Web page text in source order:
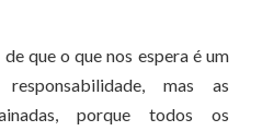
que o que nos espera é um
mas as
porque todos os